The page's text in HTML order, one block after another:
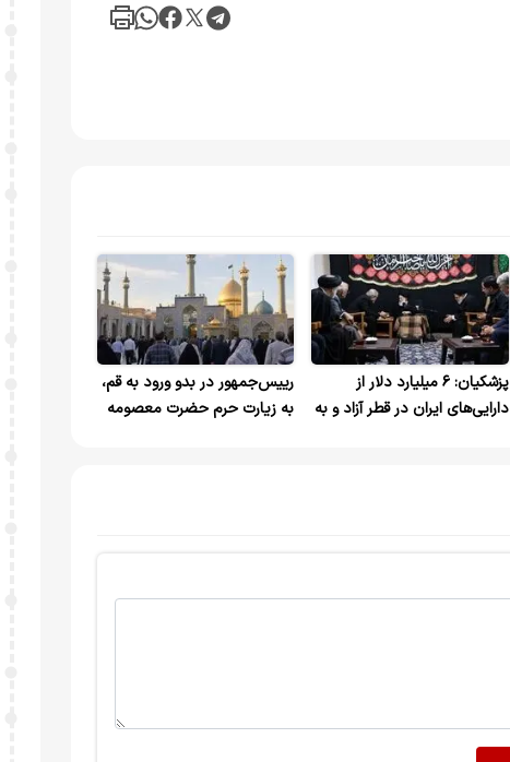
پزشکیان: ۶ میلیارد دلار از
دارایی‌های ایران در قطر آزاد و به
رییس‌جمهور در بدو ورود به قم،
به زیارت حرم حضرت معصومه